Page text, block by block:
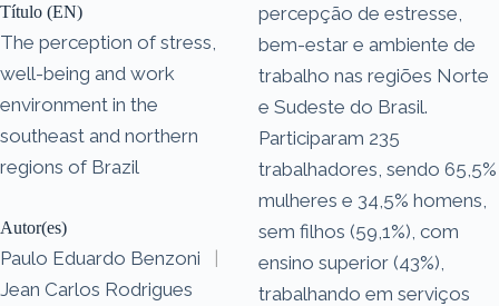
Título (EN)
The perception of stress,
well-being and work
environment in the
southeast and northern
regions of Brazil
Autor(es)
Paulo Eduardo Benzoni
|
Jean Carlos Rodrigues
percepção de estresse,
bem-estar e ambiente de
trabalho nas regiões Norte
e Sudeste do Brasil.
Participaram 235
trabalhadores, sendo 65,5%
mulheres e 34,5% homens,
sem filhos (59,1%), com
ensino superior (43%),
trabalhando em serviços